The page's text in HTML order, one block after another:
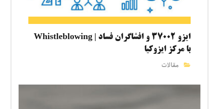
ایزو ۳۷۰۰۲ و افشاگران فساد | Whistleblowing
با مرکز ایزوکیا
مقالات